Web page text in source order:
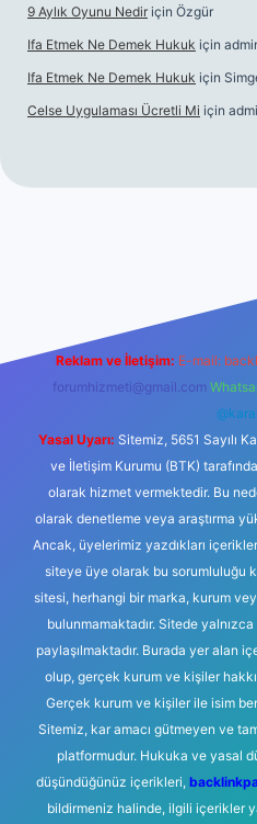
9 Aylık Oyunu Nedir için Özgür
Ifa Etmek Ne Demek Hukuk için
Ifa Etmek Ne Demek Hukuk için
Celse Uygulaması Ücretli Mi için
Reklam ve İletişim: E-mail:
forumhizmeti@gmail.com
Yasal Uyarı: Sitemiz, 5651 Sayılı
ve İletişim Kurumu (BTK)
olarak hizmet vermektedir. Bu
olarak denetleme veya araştırma
Ancak, üyelerimiz yazdıkları
siteye üye olarak bu sorumluluğu
sitesi, herhangi bir marka, kurum
bulunmamaktadır. Sitede yalnızca
paylaşılmaktadır. Burada yer alan
olup, gerçek kurum ve kişiler
Gerçek kurum ve kişiler ile isim
Sitemiz, kar amacı gütmeyen ve
platformudur. Hukuka ve yasal
düşündüğünüz içerikleri,
bildirmeniz halinde, ilgili içerikler